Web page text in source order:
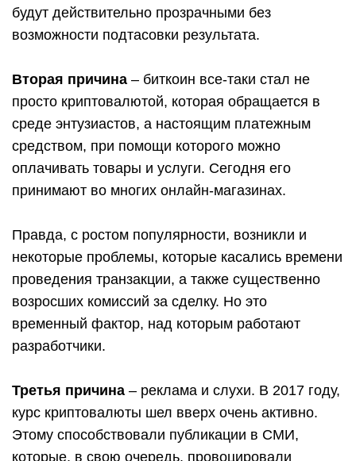
будут действительно прозрачными без
возможности подтасовки результата.
Вторая причина – биткоин все-таки стал не
просто криптовалютой, которая обращается в
среде энтузиастов, а настоящим платежным
средством, при помощи которого можно
оплачивать товары и услуги. Сегодня его
принимают во многих онлайн-магазинах.
Правда, с ростом популярности, возникли и
некоторые проблемы, которые касались времени
проведения транзакции, а также существенно
возросших комиссий за сделку. Но это
временный фактор, над которым работают
разработчики.
Третья причина – реклама и слухи. В 2017 году,
курс криптовалюты шел вверх очень активно.
Этому способствовали публикации в СМИ,
которые, в свою очередь, провоцировали